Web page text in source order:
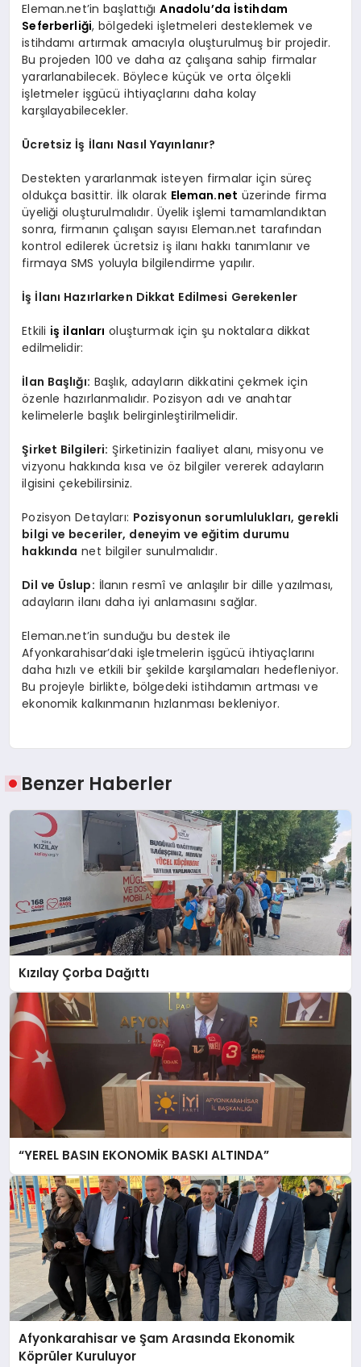
Eleman.net’in başlattığıAnadolu’da İstihdam
Seferberliği, bölgedeki işletmeleri desteklemek ve
istihdamı artırmak amacıyla oluşturulmuş bir projedir.
Bu projeden 100 ve daha az çalışana sahip firmalar
yararlanabilecek. Böylece küçük ve orta ölçekli
işletmeler işgücü ihtiyaçlarını daha kolay
karşılayabilecekler.
Ücretsiz İş İlanı Nasıl Yayınlanır?
Destekten yararlanmak isteyen firmalar için süreç
oldukça basittir. İlk olarak Eleman.net üzerinde firma
üyeliği oluşturulmalıdır. Üyelik işlemi tamamlandıktan
sonra, firmanın çalışan sayısı Eleman.net tarafından
kontrol edilerek ücretsiz iş ilanı hakkı tanımlanır ve
firmaya SMS yoluyla bilgilendirme yapılır.
İş İlanı Hazırlarken Dikkat Edilmesi Gerekenler
Etkili iş ilanları oluşturmak için şu noktalara dikkat
edilmelidir:
İlan Başlığı: Başlık, adayların dikkatini çekmek için
özenle hazırlanmalıdır. Pozisyon adı ve anahtar
kelimelerle başlık belirginleştirilmelidir.
Şirket Bilgileri: Şirketinizin faaliyet alanı, misyonu ve
vizyonu hakkında kısa ve öz bilgiler vererek adayların
ilgisini çekebilirsiniz.
Pozisyon Detayları: Pozisyonun sorumlulukları, gerekli
bilgi ve beceriler, deneyim ve eğitim durumu
hakkında net bilgiler sunulmalıdır.
Dil ve Üslup: İlanın resmî ve anlaşılır bir dille yazılması,
adayların ilanı daha iyi anlamasını sağlar.
Eleman.net’in sunduğu bu destek ile
Afyonkarahisar’daki işletmelerin işgücü ihtiyaçlarını
daha hızlı ve etkili bir şekilde karşılamaları hedefleniyor.
Bu projeyle birlikte, bölgedeki istihdamın artması ve
ekonomik kalkınmanın hızlanması bekleniyor.
Benzer Haberler
Kızılay Çorba Dağıttı
“YEREL BASIN EKONOMİK BASKI ALTINDA”
Afyonkarahisar ve Şam Arasında Ekonomik
Köprüler Kuruluyor